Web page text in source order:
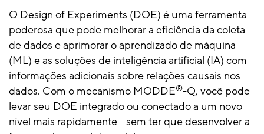
O Design of Experiments (DOE) é uma ferramenta
poderosa que pode melhorar a eficiência da coleta
de dados e aprimorar o aprendizado de máquina
(ML) e as soluções de inteligência artificial (IA) com
informações adicionais sobre relações causais nos
dados. Com o mecanismo MODDE®-Q, você pode
levar seu DOE integrado ou conectado a um novo
nível mais rapidamente - sem ter que desenvolver a